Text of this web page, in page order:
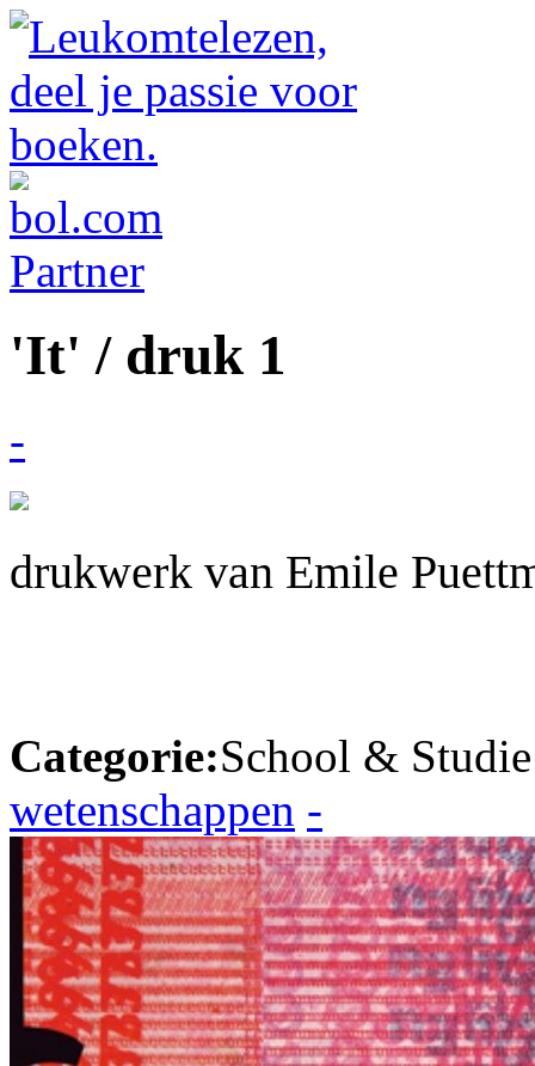
'It' / druk 1
-
drukwerk van Emile
Categorie:School &
wetenschappen -